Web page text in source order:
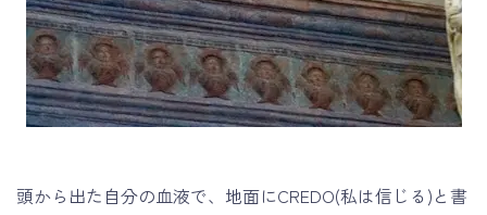
頭から出た自分の血液で、地面にCREDO(私は信じる)と書